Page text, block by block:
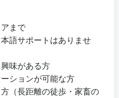
まで
語サポートはありませ
味がある方
ションが可能な方
（長距離の徒歩・家畜の